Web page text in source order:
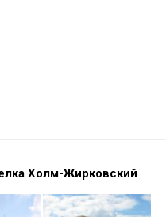
Холм-Жирковский